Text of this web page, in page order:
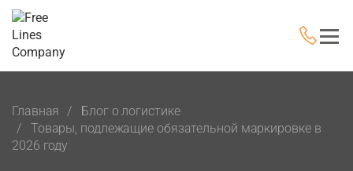
Главная
Блог о логистике
Товары, подлежащие обязательной маркировке в
2026 году